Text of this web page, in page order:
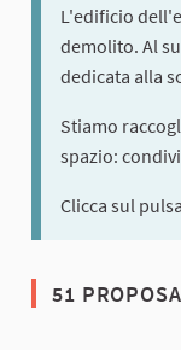
L'edificio
demolito. Al
dedicata alla
Stiamo
spazio:
Clicca sul
51